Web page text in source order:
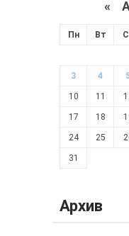
«
Пн Вт
3 4
10 11
17 18
24 25
31
Архив